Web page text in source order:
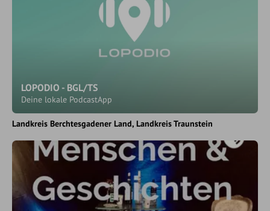
LOPODIO - BGL/TS
Deine lokale PodcastApp
Landkreis Berchtesgadener Land Landkreis Traunstein